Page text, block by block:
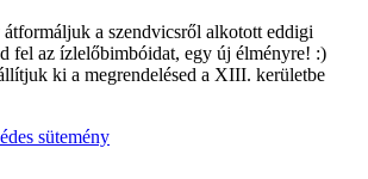
a szendvicsről alkotott eddigi
fel az ízlelőbimbóidat, egy új élményre! :)
ki a megrendelésed a XIII. kerületbe
sütemény